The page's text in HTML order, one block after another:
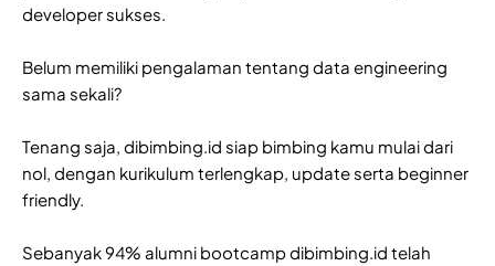
developer sukses.
Belum memiliki pengalaman tentang data engineering
sama sekali?
Tenang saja, dibimbing.id siap bimbing kamu mulai dari
nol, dengan kurikulum terlengkap, update serta beginner
friendly.
Sebanyak 94% alumni bootcamp dibimbing.id telah